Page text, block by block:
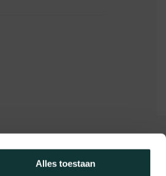
Alles toestaan